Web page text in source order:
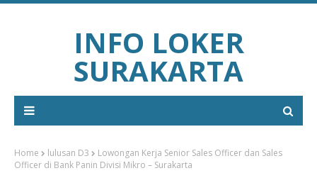
INFO LOKER
SURAKARTA
Home lulusan D3
Lowongan Kerja Senior Sales Officer dan Sales
Officer di Bank Panin Divisi Mikro – Surakarta